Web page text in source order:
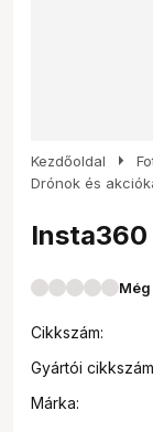
Kezdőoldal arrow_right
Drónok és
Cikkszám:
Gyártói
Márka: